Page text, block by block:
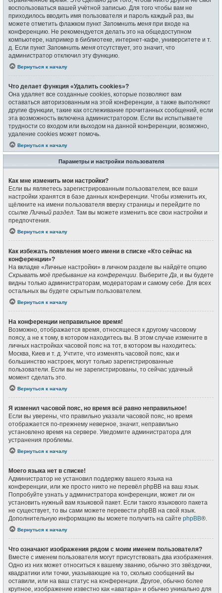
воспользоваться вашей учётной записью. Для того чтобы вам не
приходилось вводить имя пользователя и пароль каждый раз, вы
можете отметить флажком пункт Запомнить меня при входе на
конференцию. Не рекомендуется делать это на общедоступном
компьютере, например в библиотеке, интернет-кафе, университете и т.
д. Если пункт Запомнить меня отсутствует, это значит, что
администратор отключил эту функцию.
Вернуться к началу
Что делает функция «Удалить cookies»?
Она удаляет все созданные cookies, которые позволяют вам
оставаться авторизованным на этой конференции, а также выполняют
другие функции, такие как отслеживание прочитанных сообщений, если
эта возможность включена администратором. Если вы испытываете
трудности со входом или выходом на данной конференции, возможно,
удаление cookies может помочь.
Вернуться к началу
Параметры и настройки пользователя
Как мне изменить мои настройки?
Если вы являетесь зарегистрированным пользователем, все ваши
настройки хранятся в базе данных конференции. Чтобы изменить их,
щёлкните на имени пользователя вверху страницы и перейдите по
ссылкеЛичный раздел. Там вы можете изменить все свои настройки и
предпочтения.
Вернуться к началу
Как избежать появления моего имени в списке «Кто сейчас на
конференции»?
На вкладке «Личные настройки» в личном разделе вы найдёте опцию
Скрывать моё пребывание на конференции. ВыберитеДа, и вы будете
видны только администраторам, модераторам и самому себе. Для всех
остальных вы будете скрытым пользователем.
Вернуться к началу
На конференции неправильное время!
Возможно, отображается время, относящееся к другому часовому
поясу, а не к тому, в котором находитесь вы. В этом случае измените в
личных настройках часовой пояс на тот, в котором вы находитесь:
Москва, Киев и т. д. Учтите, что изменять часовой пояс, как и
большинство настроек, могут только зарегистрированные
пользователи. Если вы не зарегистрированы, то сейчас удачный
момент сделать это.
Вернуться к началу
Я изменил часовой пояс, но время всё равно неправильное!
Если вы уверены, что правильно указали часовой пояс, но время
отображается по-прежнему неверное, значит, неправильно
установлено время на сервере. Уведомите администратора для
устранения проблемы.
Вернуться к началу
Моего языка нет в списке!
Администратор не установил поддержку вашего языка на
конференции, или же просто никто не перевёл phpBB на ваш язык.
Попробуйте узнать у администратора конференции, может ли он
установить нужный вам языковой пакет. Если такого языкового пакета
не существует, то вы сами можете перевести phpBB на свой язык.
Дополнительную информацию вы можете получить на сайте phpBB®.
Вернуться к началу
Что означают изображения рядом с моим именем пользователя?
Вместе с именем пользователя могут присутствовать два изображения.
Одно из них может относиться к вашему званию, обычно это звёздочки,
квадратики или точки, указывающие на то, сколько сообщений вы
оставили, или на ваш статус на конференции. Другое, обычно более
крупное, изображение известно как «аватара» и обычно уникально для